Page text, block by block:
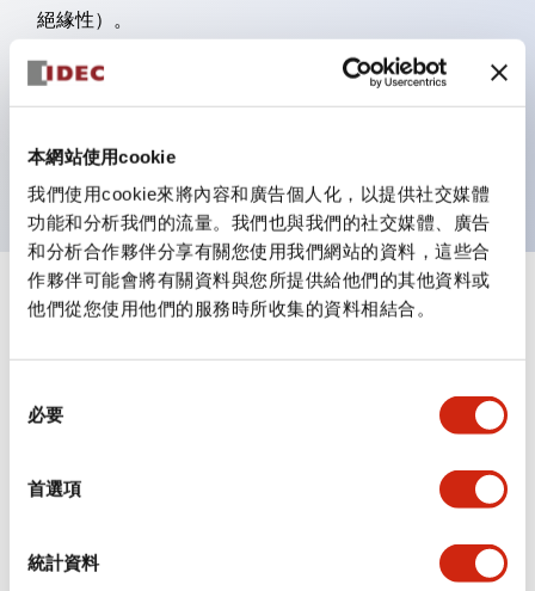
本網站使用cookie
我們使用cookie來將內容和廣告個人化，以提供社交媒體
功能和分析我們的流量。我們也與我們的社交媒體、廣告
和分析合作夥伴分享有關您使用我們網站的資料，這些合
作夥伴可能會將有關資料與您所提供給他們的其他資料或
他們從您使用他們的服務時所收集的資料相結合。
必要
首選項
統計資料
絕緣性）。
面板深度39.9mm（※11段接點塊）、59.9mm（※22段
接點塊）。可實現省空間設計。
防護結構
規格
審美規範
環境規範
功能規格
機械規格